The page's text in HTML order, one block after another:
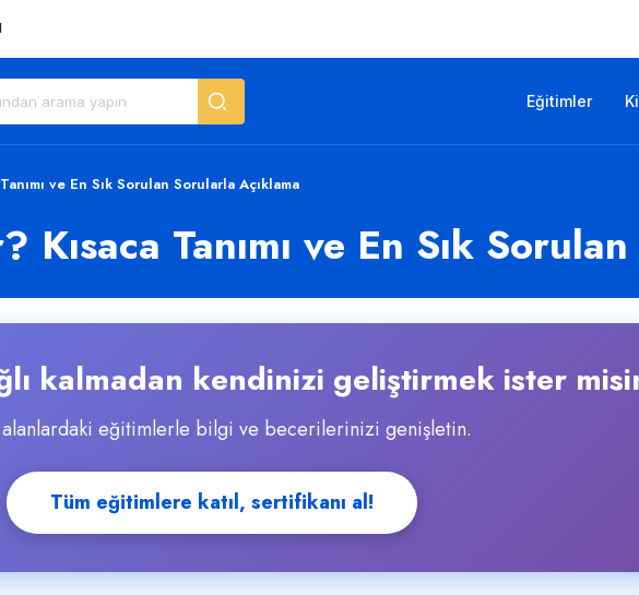
Eğitimler
ve En Sık Sorulan Sorularla Açıklama
Kısaca Tanımı ve En Sık
kalmadan kendinizi geliştirmek ister
alanlardaki eğitimlerle bilgi ve becerilerinizi genişletin.
Tüm eğitimlere katıl, sertifikanı al!